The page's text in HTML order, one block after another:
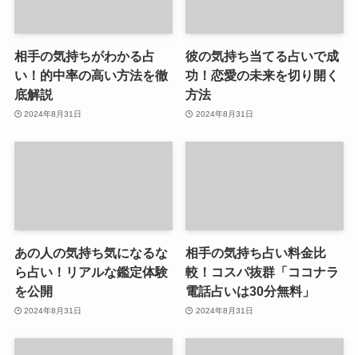
相手の気持ちがわかる占
い！的中率の高い方法を徹
底解説
2024年8月31日
彼の気持ち当てる占いで成
功！恋愛の未来を切り開く
方法
2024年8月31日
あの人の気持ち気になるな
ら占い！リアルな鑑定体験
を公開
2024年8月31日
相手の気持ち占い料金比
較！コスパ抜群「ココナラ
電話占いは30分無料」
2024年8月31日